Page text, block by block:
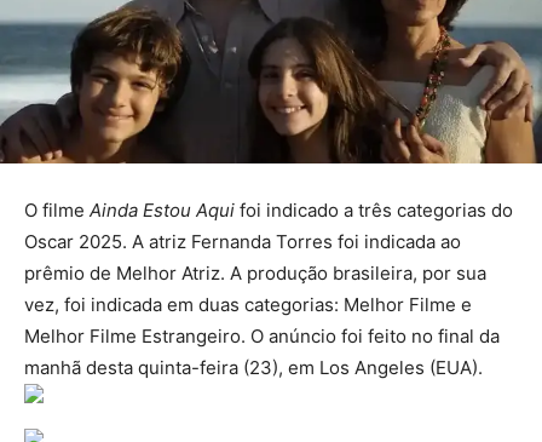
O filme Ainda Estou Aqui foi indicado a três categorias do
Oscar 2025. A atriz Fernanda Torres foi indicada ao
prêmio de Melhor Atriz. A produção brasileira, por sua
vez, foi indicada em duas categorias: Melhor Filme e
Melhor Filme Estrangeiro. O anúncio foi feito no final da
manhã desta quinta-feira (23), em Los Angeles (EUA).